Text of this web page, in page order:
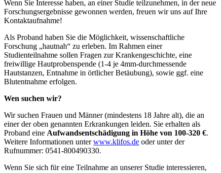
Wenn Sie Interesse haben, an einer Studie teilzunehmen, in der neue
Forschungsergebnisse gewonnen werden, freuen wir uns auf Ihre
Kontaktaufnahme!
Als Proband haben Sie die Möglichkeit, wissenschaftliche
Forschung „hautnah“ zu erleben. Im Rahmen einer
Studienteilnahme sollen Fragen zur Krankengeschichte, eine
freiwillige Hautprobenspende (1-4 je 4mm-durchmessende
Hautstanzen, Entnahme in örtlicher Betäubung), sowie ggf. eine
Blutentnahme erfolgen.
Wen suchen wir?
Wir suchen Frauen und Männer (mindestens 18 Jahre alt), die an
einer der oben genannten Erkrankungen leiden. Sie erhalten als
Proband eine Aufwandsentschädigung in Höhe von 100-320 €.
Weitere Informationen unterwww.klifos.de oder unter der
Rufnummer: 0541-800490330.
Wenn Sie sich für eine Teilnahme an unserer Studie interessieren,